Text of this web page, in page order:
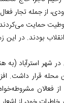
از جمله تجار
حمایت
بودند. در
شهر استرآباد
قرار داشت.